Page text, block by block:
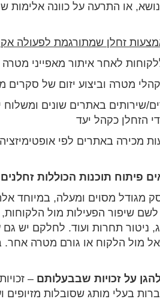
או התרעה על כוונה אלימות
לאחר איתור מאפייני מטרה
קהלי מטרה וביצוע יזום של סקרים
שירותים באתרים שונים
הזחלן כקהל יעד
מכירה באתרים לפי
פיתוח תוכנות הכוללות זחלנים
מגודל מסוים ומעלה, במיוחד
לשם שיפור הפעילות מול
ניטור תחרות ועוד. לחלקם יש
מול הלקוח או גורם מטרה אחר.
על זכויות שבבעלותם –
בעלי מותג שסובלות